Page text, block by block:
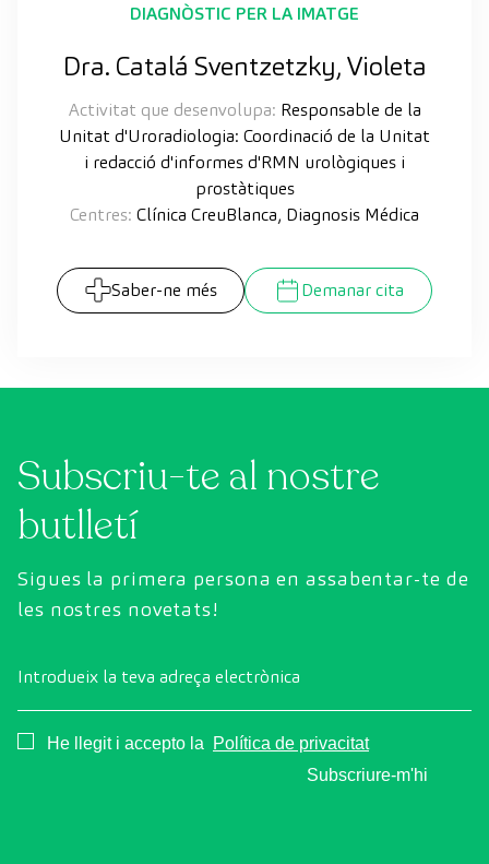
DIAGNÒSTIC PER LA IMATGE
Dra. Catalá Sventzetzky, Violeta
Activitat que desenvolupa: Responsable de la
Unitat d'Uroradiologia: Coordinació de la Unitat
i redacció d'informes d'RMN urològiques i
prostàtiques
Centres: Clínica CreuBlanca, Diagnosis Médica
Saber-ne més Demanar cita
Subscriu-te al nostre
butlletí
Sigues la primera persona en assabentar-te de
les nostres novetats!
Introdueix la teva adreça electrònica
Consentimiento
He llegit i accepto la
Política de privacitat
Subscriure-m'hi